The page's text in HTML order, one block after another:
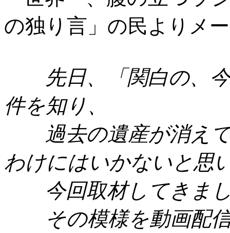
の独り言 」の民よりメ
先日、「関白の、今
件を知り、
過去の遺産が消えて
わけにはいかないと思
今回取材してきま
その模様を動画配信